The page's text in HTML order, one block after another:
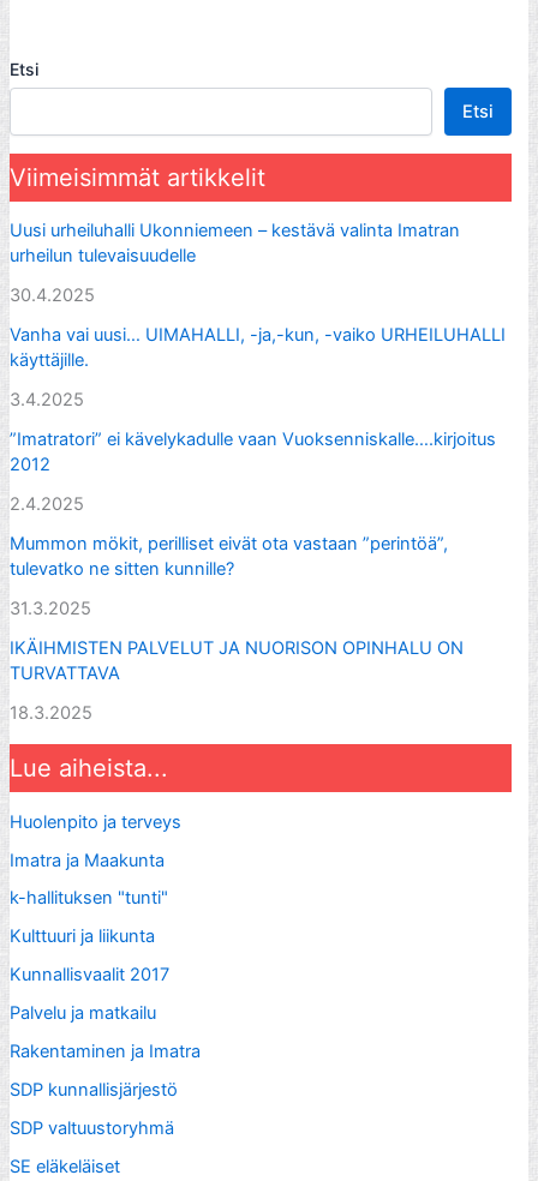
Etsi
Etsi
Viimeisimmät artikkelit
Uusi urheiluhalli Ukonniemeen – kestävä valinta Imatran
urheilun tulevaisuudelle
30.4.2025
Vanha vai uusi… UIMAHALLI, -ja,-kun, -vaiko URHEILUHALLI
käyttäjille.
3.4.2025
”Imatratori” ei kävelykadulle vaan Vuoksenniskalle….kirjoitus
2012
2.4.2025
Mummon mökit, perilliset eivät ota vastaan ”perintöä”,
tulevatko ne sitten kunnille?
31.3.2025
IKÄIHMISTEN PALVELUT JA NUORISON OPINHALU ON
TURVATTAVA
18.3.2025
Lue aiheista...
Huolenpito ja terveys
Imatra ja Maakunta
k-hallituksen "tunti"
Kulttuuri ja liikunta
Kunnallisvaalit 2017
Palvelu ja matkailu
Rakentaminen ja Imatra
SDP kunnallisjärjestö
SDP valtuustoryhmä
SE eläkeläiset